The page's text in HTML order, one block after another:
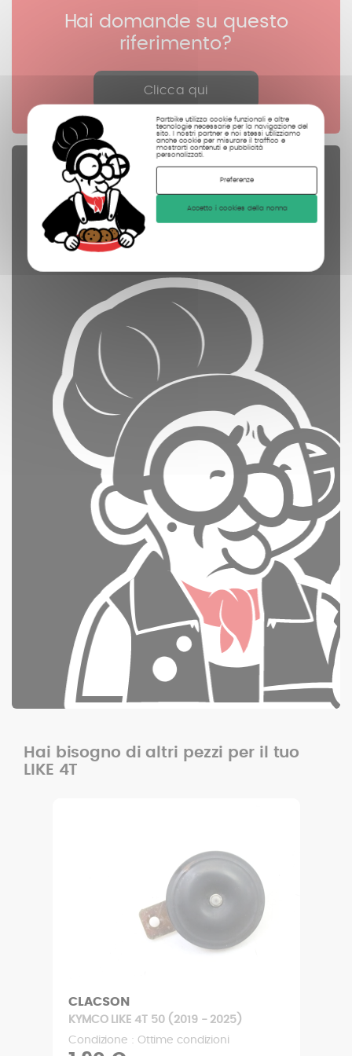
Partbike utilizza cookie funzionali e altre
tecnologie necessarie per la navigazione del
sito. I nostri partner e noi stessi utilizziamo
anche cookie per misurare il traffico e
mostrarti contenuti e pubblicità
personalizzati.
Preferenze
Accetto i cookies della nonna
Hai domande su questo
riferimento?
Clicca qui
Pezzi di ricambio
controllate
pulite
fotografate
Hai bisogno di altri pezzi per il tuo
LIKE 4T
CLACSON
KYMCO LIKE 4T 50 (2019 - 2025)
Condizione : Ottime condizioni